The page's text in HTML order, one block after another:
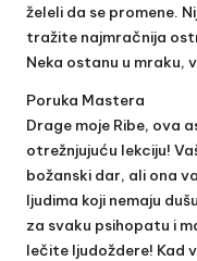
želeli da se promene.
tražite najmračnija
Neka ostanu u mraku,
Poruka Mastera
Drage moje Ribe, ova
otrežnjujuću lekciju!
božanski dar, ali ona
ljudima koji nemaju
za svaku psihopatu i
lečite ljudoždere! Kad